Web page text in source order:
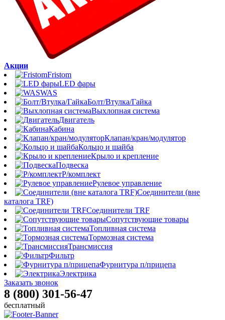
Акции
Fristom
LED фары
WAS
Болт/Втулка/Гайка
Выхлопная система
Двигатель
Кабина
Клапан/кран/модулятор
Кольцо и шайба
Крыло и крепление
Подвеска
Р/комплект
Рулевое управление
Соединители (вне
каталога TRF)
Соединители TRF
Сопутствующие товары
Топливная система
Тормозная система
Трансмиссия
Фильтр
Фурнитура п/прицепа
Электрика
Заказать звонок
8 (800) 301-56-47
бесплатный